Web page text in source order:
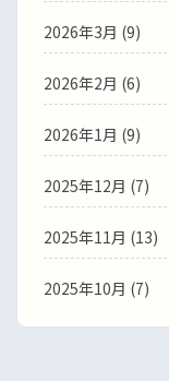
2026年3月 (9)
2026年2月 (6)
2026年1月 (9)
2025年12月 (7)
2025年11月 (13)
2025年10月 (7)